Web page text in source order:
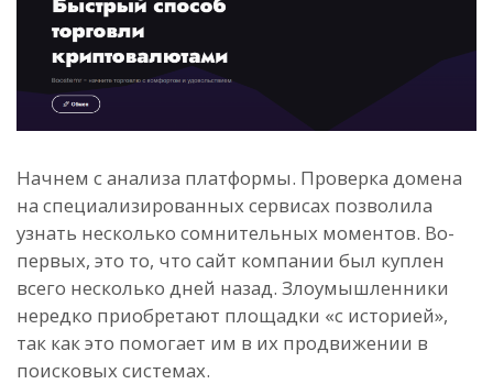
Начнем с анализа платформы. Проверка домена
на специализированных сервисах позволила
узнать несколько сомнительных моментов. Во-
первых, это то, что сайт компании был куплен
всего несколько дней назад. Злоумышленники
нередко приобретают площадки «с историей»,
так как это помогает им в их продвижении в
поисковых системах.